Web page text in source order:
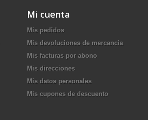
Mi cuenta
Mis pedidos
Mis devoluciones de mercancia
Mis facturas por abono
Mis direcciones
Mis datos personales
Mis cupones de descuento